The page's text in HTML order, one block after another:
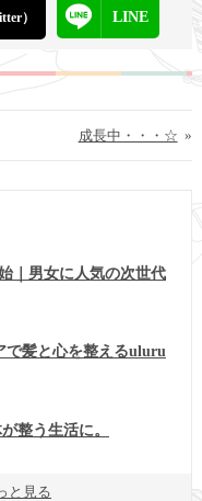
） LINE
»
成長中・・・☆
｜男女に人気の次世代
で髪と心を整えるuluru
整う生活に。
と見る